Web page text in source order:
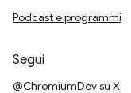
Podcast e programmi
Segui
@ChromiumDev su X